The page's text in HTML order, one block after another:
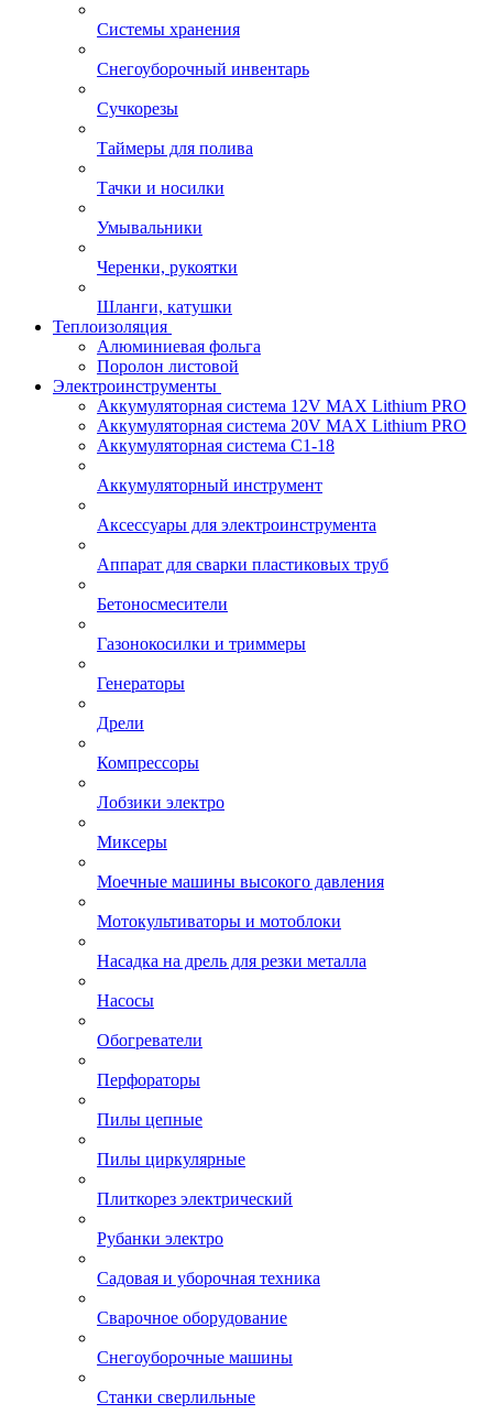
Системы хранения
Снегоуборочный инвентарь
Сучкорезы
Таймеры для полива
Тачки и носилки
Умывальники
Черенки, рукоятки
Шланги, катушки
Теплоизоляция
Алюминиевая фольга
Поролон листовой
Электроинструменты
Аккумуляторная система 12V MAX Lithium PRO
Аккумуляторная система 20V MAX Lithium PRO
Аккумуляторная система С1-18
Аккумуляторный инструмент
Аксессуары для электроинструмента
Аппарат для сварки пластиковых труб
Бетоносмесители
Газонокосилки и триммеры
Генераторы
Дрели
Компрессоры
Лобзики электро
Миксеры
Моечные машины высокого давления
Мотокультиваторы и мотоблоки
Насадка на дрель для резки металла
Насосы
Обогреватели
Перфораторы
Пилы цепные
Пилы циркулярные
Плиткорез электрический
Рубанки электро
Садовая и уборочная техника
Сварочное оборудование
Снегоуборочные машины
Станки сверлильные